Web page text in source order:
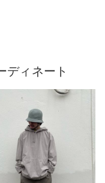
ディネート